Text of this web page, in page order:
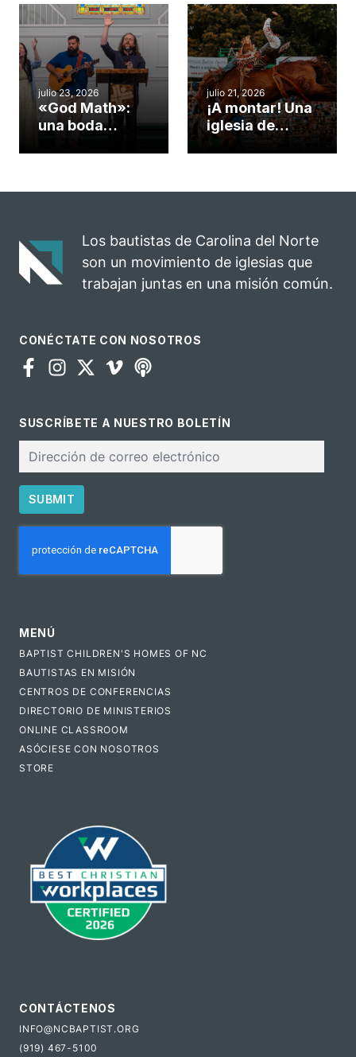
Cary se
convirtió en un
insólito campo
misionero te
cuento
obra de Dios
durante la
Semana
ServeNC
julio 23, 2026
«God Math»:
una boda
celebra el
julio 21, 2026
¡A montar! Una
iglesia de
rodeo anual en
para el
ministerio
Los bautistas de Carolina del Norte
son un movimiento de iglesias que
trabajan juntas en una misión común.
CONÉCTATE CON NOSOTROS
SUSCRÍBETE A NUESTRO BOLETÍN
electrónico
SUBMIT
MENÚ
BAPTIST CHILDREN'S HOMES OF NC
BAUTISTAS EN MISIÓN
CENTROS DE CONFERENCIAS
DIRECTORIO DE MINISTERIOS
ONLINE CLASSROOM
ASÓCIESE CON NOSOTROS
STORE
CONTÁCTENOS
INFO@NCBAPTIST.ORG
(919) 467-5100